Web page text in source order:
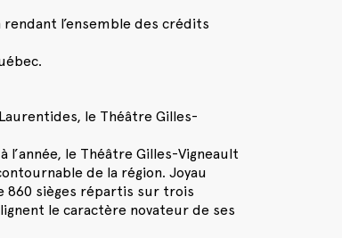
l’ensemble des crédits
le Théâtre Gilles-
l’année, le Théâtre Gilles-Vigneault
de la région. Joyau
860 sièges répartis sur trois
le caractère novateur de ses